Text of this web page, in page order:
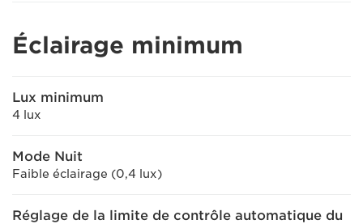
Éclairage minimum
Lux minimum
4 lux
Mode Nuit
Faible éclairage (0,4 lux)
Réglage de la limite de contrôle automatique du